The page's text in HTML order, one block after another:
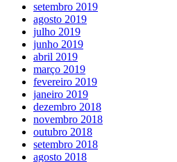
setembro 2019
agosto 2019
julho 2019
junho 2019
abril 2019
março 2019
fevereiro 2019
janeiro 2019
dezembro 2018
novembro 2018
outubro 2018
setembro 2018
agosto 2018